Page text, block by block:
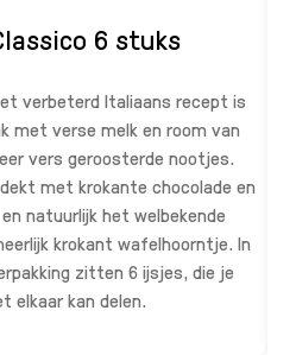
6 stuks
verbeterd Italiaans recept is
met verse melk en room van
vers geroosterde nootjes.
met krokante chocolade en
natuurlijk het welbekende
krokant wafelhoorntje. In
zitten 6 ijsjes, die je
elkaar kan delen.